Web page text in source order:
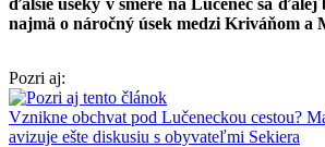
najmä o náročný úsek medzi Kriváňom a
Pozri aj:
Vznikne obchvat pod Lučeneckou cestou?
avizuje ešte diskusiu s obyvateľmi Sekiera